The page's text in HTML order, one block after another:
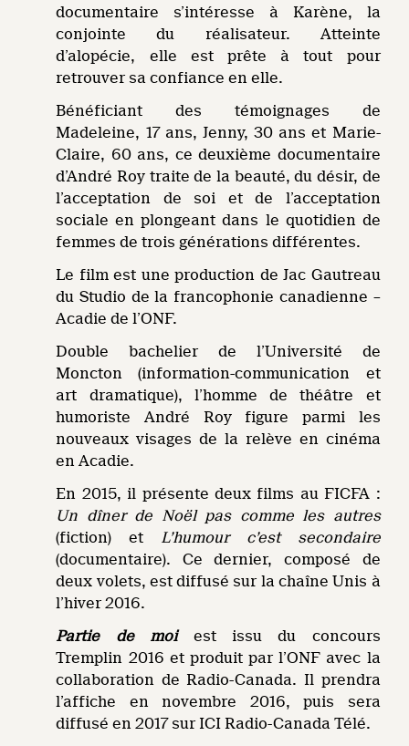
documentaire s’intéresse à Karène, la
conjointe du réalisateur. Atteinte
d’alopécie, elle est prête à tout pour
retrouver sa confiance en elle.
Bénéficiant des témoignages de
Madeleine, 17 ans, Jenny, 30 ans et Marie-
Claire, 60 ans, ce deuxième documentaire
d’André Roy traite de la beauté, du désir, de
l’acceptation de soi et de l’acceptation
sociale en plongeant dans le quotidien de
femmes de trois générations différentes.
Le film est une production de Jac Gautreau
du Studio de la francophonie canadienne –
Acadie de l’ONF.
Double bachelier de l’Université de
Moncton (information-communication et
art dramatique), l’homme de théâtre et
humoriste André Roy figure parmi les
nouveaux visages de la relève en cinéma
en Acadie.
En 2015, il présente deux films au FICFA :
Un dîner de Noël pas comme les autres
(fiction) et L’humour c’est secondaire
(documentaire). Ce dernier, composé de
deux volets, est diffusé sur la chaîne Unis à
l’hiver 2016.
Partie de moiest issu du concours
Tremplin 2016 et produit par l’ONF avec la
collaboration de Radio-Canada. Il prendra
l’affiche en novembre 2016, puis sera
diffusé en 2017 sur ICI Radio-Canada Télé.